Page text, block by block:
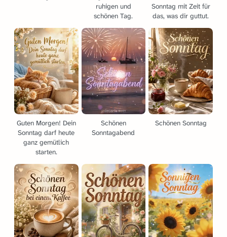
ruhigen und
schönen Tag.
Sonntag mit Zeit für
das, was dir guttut.
Guten Morgen! Dein
Sonntag darf heute
ganz gemütlich
starten.
Schönen
Sonntagabend
Schönen Sonntag